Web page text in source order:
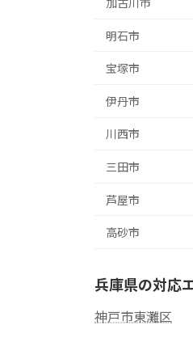
加古川市
明石市
宝塚市
伊丹市
川西市
三田市
芦屋市
高砂市
兵庫県の対応
神戸市東灘区